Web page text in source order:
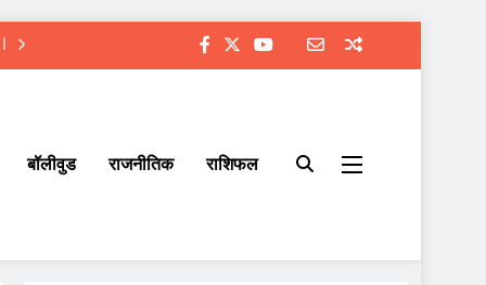
बॉलीवुड राजनीतिक राशिफल